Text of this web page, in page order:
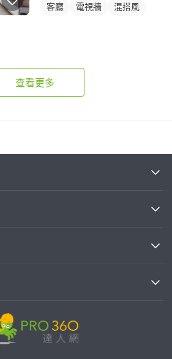
客廳 電視牆 混搭風
查看更多